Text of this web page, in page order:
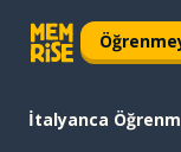
İtalyanca